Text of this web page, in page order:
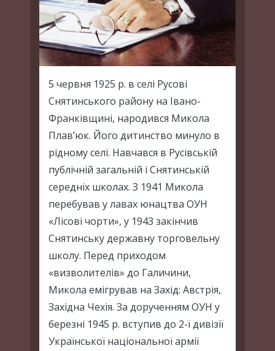
5 червня 1925 р. в селі Русові
Снятинського району на Івано-
Франківщині, народився Микола
Плав’юк. Його дитинство минуло в
рідному селі. Навчався в Русівській
публічній загальній і Снятинській
середніх школах. З 1941 Микола
перебував у лавах юнацтва ОУН
«Лісові чорти», у 1943 закінчив
Снятинську державну торговельну
школу. Перед приходом
«визволителів» до Галичини,
Микола емігрував на Захід: Австрія,
Західна Чехія. За дорученням ОУН у
березні 1945 р. вступив до 2-ї дивізії
Української національної армії